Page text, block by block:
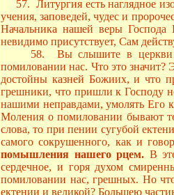
57. Литургия есть наглядное
учения, заповедей, чудес и
Начальника нашей веры
невидимо присутствует, Сам
58. Вы слышите в церкви
помиловании нас. Что это значит?
достойны казней Божиих, и что
грешники, что пришли к Господу
нашими неправдами, умолять Его
Моления о помиловании бывают
слова, то при пении сугубой
самого сокрушенного, как и
помышления нашего рцем. В
сердечное, и горя духом
помиловании нас, грешных. Но
ектении и великой? Большею